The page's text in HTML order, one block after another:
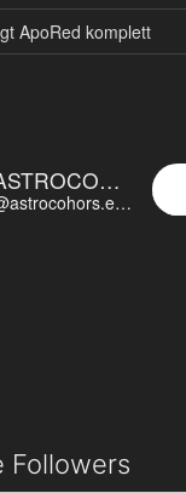
ApoRed komplett
ASTROCOHORS EUNOIA ULTIMA
@astrocohors.eu@astrocohors.eu
Followers